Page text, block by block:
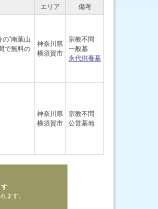
エリア 備考
”南葉山
で無料の
神奈川県
横須賀市
宗教不問
一般墓
永代供養墓
神奈川県
横須賀市
宗教不問
公営墓地
ます。